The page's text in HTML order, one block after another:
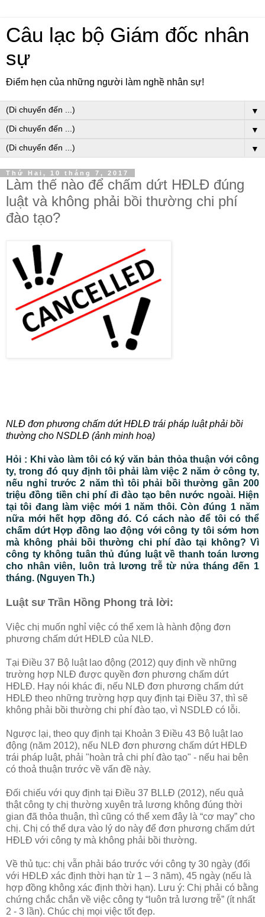
Câu lạc bộ Giám đốc nhân
sự
Điểm hẹn của những người làm nghề nhân sự!
▼
▼
▼
Thứ Hai, 10 tháng 7, 2017
Làm thế nào để chấm dứt HĐLĐ đúng
luật và không phải bồi thường chi phí
đào tạo?
NLĐ đơn phương chấm dứt HĐLĐ trái pháp luật phải bồi
thường cho NSDLĐ (ảnh minh hoạ)
Hỏi : Khi vào làm tôi có ký văn bản thỏa thuận với công
ty, trong đó quy định tôi phải làm việc 2 năm ở công ty,
nếu nghỉ trước 2 năm thì tôi phải bồi thường gần 200
triệu đồng tiền chi phí đi đào tạo bên nước ngoài. Hiện
tại tôi đang làm việc mới 1 năm thôi. Còn đúng 1 năm
nữa mới hết hợp đồng đó. Có cách nào để tôi có thể
chấm dứt Hợp đồng lao động với công ty tôi sớm hơn
mà không phải bồi thường chi phí đào tại không? Vì
công ty không tuân thủ đúng luật về thanh toán lương
cho nhân viên, luôn trả lương trễ từ nửa tháng đến 1
tháng. (Nguyen Th.)
Luật sư Trần Hồng Phong trả lời:
Việc chị muốn nghỉ việc có thể xem là hành động đơn
phương chấm dứt HĐLĐ của NLĐ.
Tại Điều 37 Bộ luật lao động (2012) quy định về những
trường hợp NLĐ được quyền đơn phương chấm dứt
HĐLĐ. Hay nói khác đi, nếu NLĐ đơn phương chấm dứt
HĐLĐ theo những trường hợp quy định tại Điều 37, thì sẽ
không phải bồi thường chi phí đào tạo, vì NSDLĐ có lỗi.
Ngược lại, theo quy định tại Khoản 3 Điều 43 Bộ luật lao
động (năm 2012), nếu NLĐ đơn phương chấm dứt HĐLĐ
trái pháp luật, phải "hoàn trả chi phí đào tạo" - nếu hai bên
có thoả thuận trước về vấn đề này.
Đối chiếu với quy định tại Điều 37 BLLĐ (2012), nếu quả
thật công ty chị thường xuyên trả lương không đúng thời
gian đã thỏa thuận, thì cũng có thể xem đây là “cơ may” cho
chị. Chị có thể dựa vào lý do này để đơn phương chấm dứt
HĐLĐ với công ty mà không phải bồi thường.
Về thủ tục: chị vẫn phải báo trước với công ty 30 ngày (đối
với HĐLĐ xác định thời hạn từ 1 – 3 năm), 45 ngày (nếu là
hợp đồng không xác định thời hạn). Lưu ý: Chị phải có bằng
chứng chắc chắn về việc công ty “luôn trả lương trễ” (ít nhất
2 - 3 lần). Chúc chị mọi việc tốt đẹp.